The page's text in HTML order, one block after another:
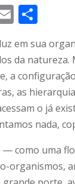
n
E
ai
l
S
ar
e
em sua
da natureza.
a
as
o já
nada,
― como uma
organismos,